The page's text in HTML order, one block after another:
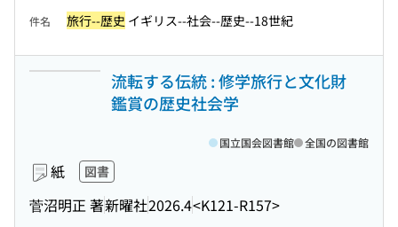
件名 旅行--歴史 イギリス--社会--歴史--18世紀
流転する伝統 : 修学旅行と文化財
鑑賞の歴史社会学
紙 図書
菅沼明正 著新曜社2026.4<K121-R157>
国立国会図書館 全国の図書館